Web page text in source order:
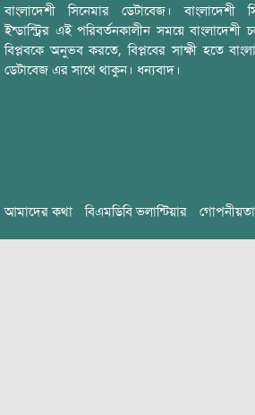
বাংলাদেশী সিনেমার ডেটাবেজ। বাংলাদেশী
ইন্ডাস্ট্রির এই পরিবর্তনকালীন সময়ে বাংলাদেশী
বিপ্লবকে অনুভব করতে, বিপ্লবের সাক্ষী হতে
ডেটাবেজ এর সাথে থাকুন। ধন্যবাদ।
আমাদের কথা বিএমডিবি ভলান্টিয়ার